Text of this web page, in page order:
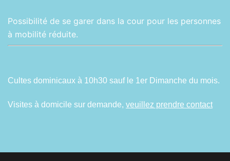
Possibilité de se garer dans la cour pour les personnes
à mobilité réduite.
Cultes dominicaux à 10h30 sauf le 1er Dimanche du mois.
Visites à domicile sur demande, veuillez prendre contact